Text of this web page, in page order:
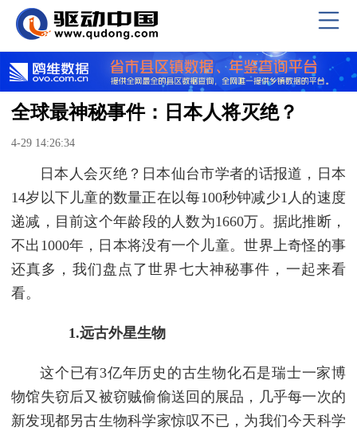
全球最神秘事件：日本人将灭绝？
4-29 14:26:34
日本人会灭绝？日本仙台市学者的话报道，日本
14岁以下儿童的数量正在以每100秒钟减少1人的速度
递减，目前这个年龄段的人数为1660万。据此推断，
不出1000年，日本将没有一个儿童。世界上奇怪的事
还真多，我们盘点了世界七大神秘事件，一起来看
看。
1.远古外星生物
这个已有3亿年历史的古生物化石是瑞士一家博
物馆失窃后又被窃贼偷偷送回的展品，几乎每一次的
新发现都另古生物科学家惊叹不已，为我们今天科学